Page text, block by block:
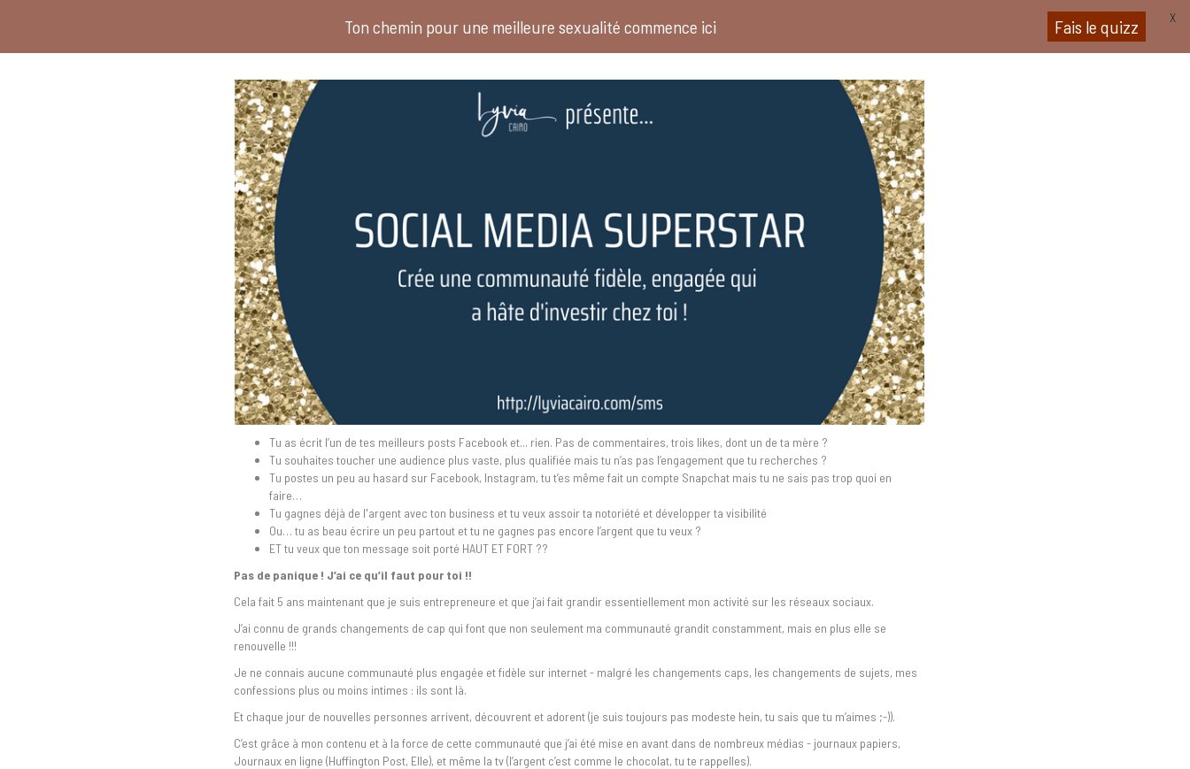
Tu as écrit l’un de tes meilleurs posts Facebook et... rien. Pas de commentaires, trois likes, dont un de ta mère ?
Tu souhaites toucher une audience plus vaste, plus qualifiée mais tu n’as pas l’engagement que tu recherches ?
Tu postes un peu au hasard sur Facebook, Instagram, tu t’es même fait un compte Snapchat mais tu ne sais pas trop quoi en
faire…
Tu gagnes déjà de l'argent avec ton business et tu veux assoir ta notoriété et développer ta visibilité
Ou… tu as beau écrire un peu partout et tu ne gagnes pas encore l’argent que tu veux ?
ET tu veux que ton message soit porté HAUT ET FORT ??
Pas de panique ! J’ai ce qu’il faut pour toi !!
Cela fait 5 ans maintenant que je suis entrepreneure et que j’ai fait grandir essentiellement mon activité sur les réseaux sociaux.
J’ai connu de grands changements de cap qui font que non seulement ma communauté grandit constamment, mais en plus elle se
renouvelle !!!
Je ne connais aucune communauté plus engagée et fidèle sur internet - malgré les changements caps, les changements de sujets, mes
confessions plus ou moins intimes : ils sont là.
Et chaque jour de nouvelles personnes arrivent, découvrent et adorent (je suis toujours pas modeste hein, tu sais que tu m’aimes ;-)).
C’est grâce à mon contenu et à la force de cette communauté que j’ai été mise en avant dans de nombreux médias - journaux papiers,
Journaux en ligne (Huffington Post, Elle), et même la tv (l’argent c’est comme le chocolat, tu te rappelles).
Ton chemin pour une meilleure sexualité commence ici Fais le quizz X